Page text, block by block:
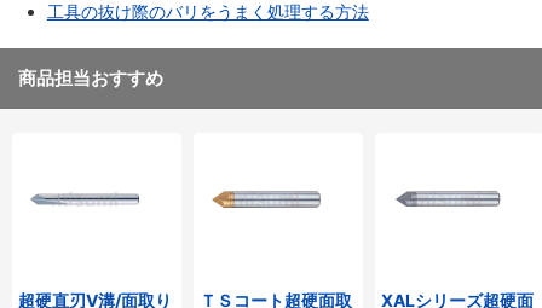
工具の抜け際のバリをうまく処理する方法
商品担当おすすめ
超硬直刃V溝/面取り
ＴＳコート超硬面取
XALシリーズ超硬面